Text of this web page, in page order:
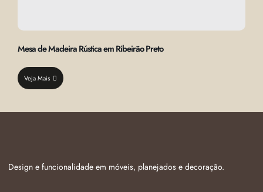
Mesa de Madeira Rústica em Ribeirão Preto
Veja Mais
Design e funcionalidade em móveis, planejados e decoração.